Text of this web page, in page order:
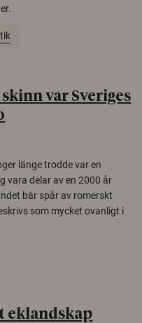
var Sveriges
länge trodde var en
vara delar av en 2000 år
bär spår av romerskt
som mycket ovanligt i
eklandskap